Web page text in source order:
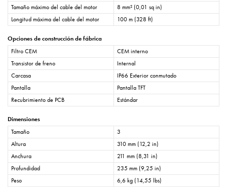
Tamaño máximo del cable del motor
8 mm² (0,01 sq in)
Longitud máxima del cable del motor
100 m (328 ft)
Opciones de construcción de fábrica
Filtro CEM
CEM interno
Transistor de freno
Internal
Carcasa
IP66 Exterior conmutado
Pantalla
Pantalla TFT
Recubrimiento de PCB
Estándar
Dimensiones
Tamaño
3
Altura
310 mm (12,2 in)
Anchura
211 mm (8,31 in)
Profundidad
235 mm (9,25 in)
Peso
6,6 kg (14,55 lbs)